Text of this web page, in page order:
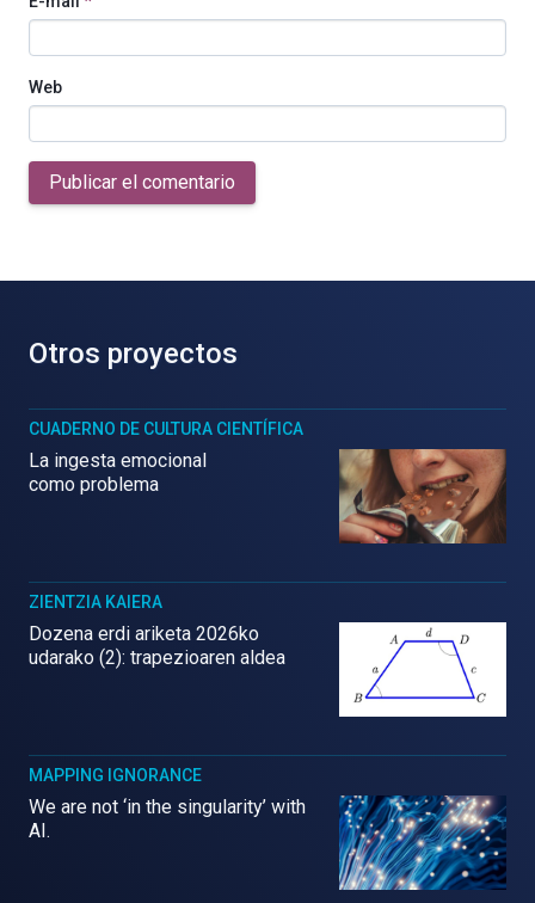
Web
Publicar el comentario
Otros proyectos
CUADERNO DE CULTURA CIENTÍFICA
La ingesta emocional
como problema
ZIENTZIA KAIERA
Dozena erdi ariketa 2026ko
udarako (2): trapezioaren aldea
MAPPING IGNORANCE
We are not ‘in the singularity’ with
AI.